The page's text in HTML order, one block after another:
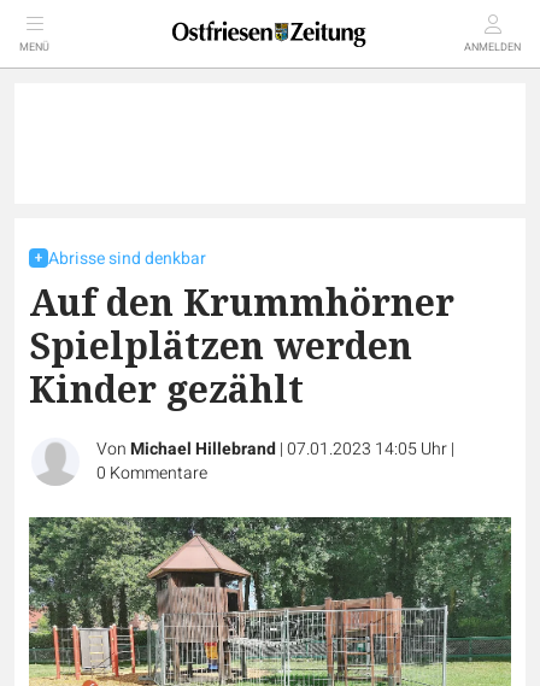
MENÜ ANMELDEN
Abrisse sind denkbar
Auf den Krummhörner
Spielplätzen werden
Kinder gezählt
VonMichael Hillebrand|07.01.2023 14:05 Uhr|
0 Kommentare